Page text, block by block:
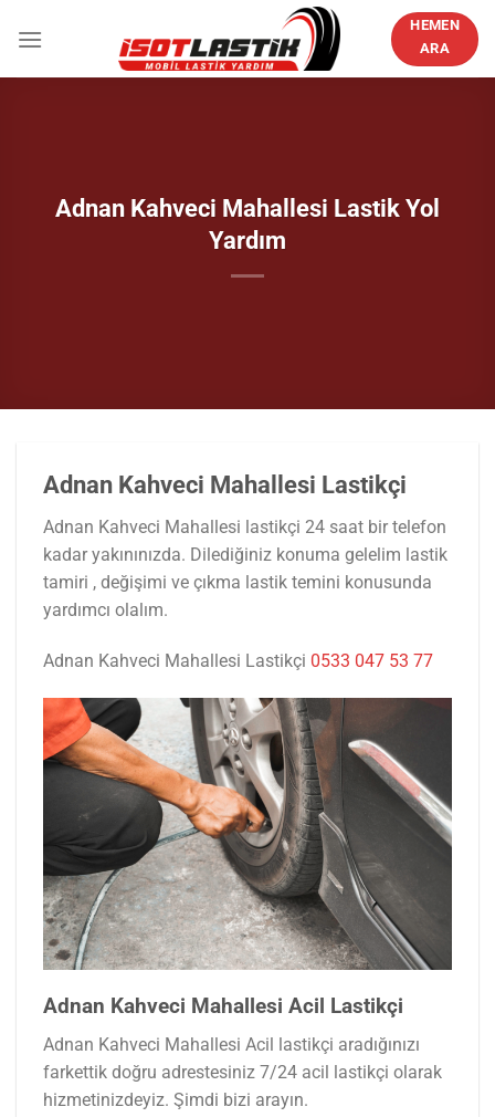
atla
HEMEN
ARA
Adnan Kahveci Mahallesi Lastik Yol
Yardım
Adnan Kahveci Mahallesi Lastikçi
Adnan Kahveci Mahallesi lastikçi 24 saat bir telefon
kadar yakınınızda. Dilediğiniz konuma gelelim lastik
tamiri , değişimi ve çıkma lastik temini konusunda
yardımcı olalım.
Adnan Kahveci Mahallesi Lastikçi 0533 047 53 77
Adnan Kahveci Mahallesi Acil Lastikçi
Adnan Kahveci Mahallesi Acil lastikçi aradığınızı
farkettik doğru adrestesiniz 7/24 acil lastikçi olarak
hizmetinizdeyiz. Şimdi bizi arayın.